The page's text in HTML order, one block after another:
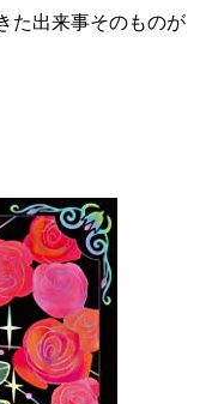
た出来事そのものが